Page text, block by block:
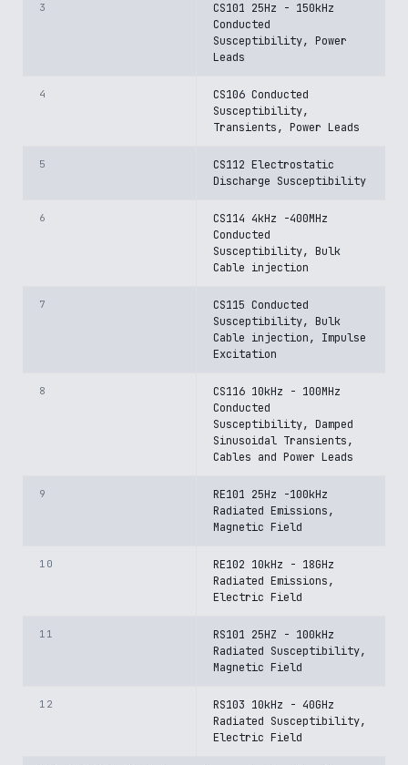
3
CS101 25Hz - 150kHz
Conducted
Susceptibility, Power
Leads
4
CS106 Conducted
Susceptibility,
Transients, Power Leads
5
CS112 Electrostatic
Discharge Susceptibility
6
CS114 4kHz -400MHz
Conducted
Susceptibility, Bulk
Cable injection
7
CS115 Conducted
Susceptibility, Bulk
Cable injection, Impulse
Excitation
8
CS116 10kHz - 100MHz
Conducted
Susceptibility, Damped
Sinusoidal Transients,
Cables and Power Leads
9
RE101 25Hz -100kHz
Radiated Emissions,
Magnetic Field
10
RE102 10kHz - 18GHz
Radiated Emissions,
Electric Field
11
RS101 25HZ - 100kHz
Radiated Susceptibility,
Magnetic Field
12
RS103 10kHz - 40GHz
Radiated Susceptibility,
Electric Field